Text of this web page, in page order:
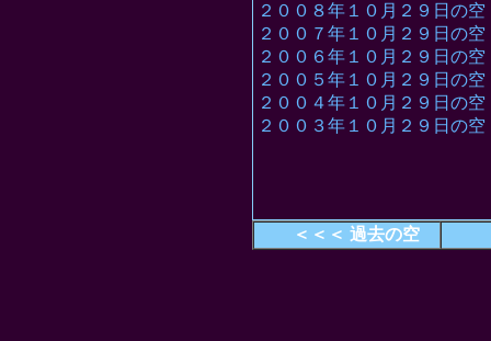
２００８年１０月２９日の空
２００７年１０月２９日の空
２００６年１０月２９日の空
２００５年１０月２９日の空
２００４年１０月２９日の空
２００３年１０月２９日の空
＜＜＜ 過去の空